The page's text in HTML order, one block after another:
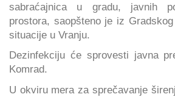
sabraćajnica u gradu, javnih
prostora, saopšteno je iz
situacije u Vranju.
Dezinfekciju će sprovesti javna
Komrad.
U okviru mera za sprečavanje